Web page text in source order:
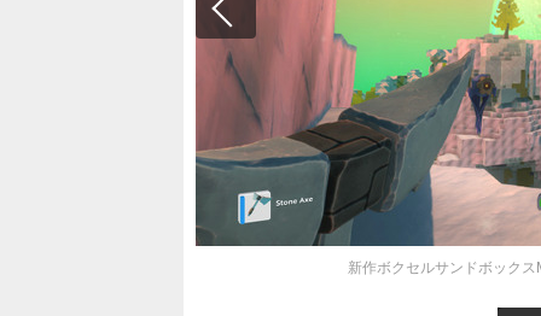
新作ボクセルサンドボック